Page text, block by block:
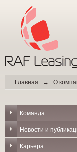
Главная → О
Команда
Новости и
Карьера